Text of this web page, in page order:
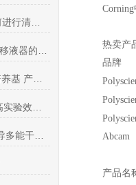
Corning
热卖产
品牌
产品名